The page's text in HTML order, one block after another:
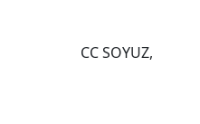
CC SOYUZ,